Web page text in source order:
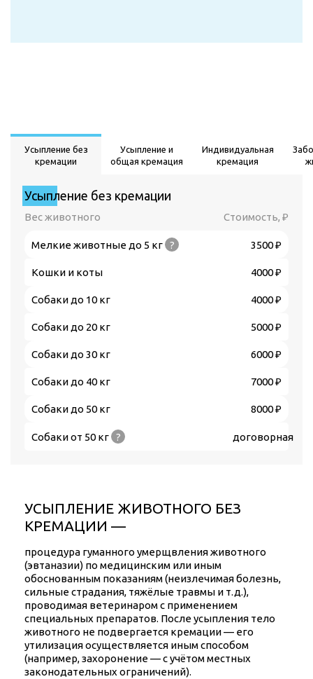
Усыпление без
кремации
Усыпление и
общая кремация
Индивидуальная
кремация
Усыпление без кремации
Вес животного Стоимость, ₽
Мелкие животные до 5 кг ? 3500 ₽
Кошки и коты 4000 ₽
Собаки до 10 кг 4000 ₽
Собаки до 20 кг 5000 ₽
Собаки до 30 кг 6000 ₽
Собаки до 40 кг 7000 ₽
Собаки до 50 кг 8000 ₽
Собаки от 50 кг ? договорная
УСЫПЛЕНИЕ ЖИВОТНОГО БЕЗ
КРЕМАЦИИ —
процедура гуманного умерщвления животного
(эвтаназии) по медицинским или иным
обоснованным показаниям (неизлечимая болезнь,
сильные страдания, тяжёлые травмы и т. д.),
проводимая ветеринаром с применением
специальных препаратов. После усыпления тело
животного не подвергается кремации — его
утилизация осуществляется иным способом
(например, захоронение — с учётом местных
законодательных ограничений).